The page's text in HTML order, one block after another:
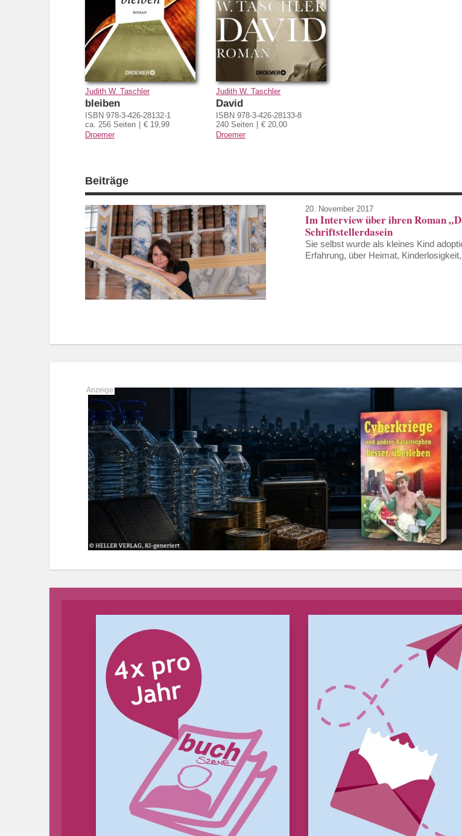
Judith W. Taschler
bleiben
ISBN 978-3-426-28132-1
ca. 256 Seiten
€ 19,99
Droemer
Judith W. Taschler
David
ISBN 978-3-426-28133-8
240 Seiten
€ 20,00
Droemer
Beiträge
20. November 2017
Im Interview über ihren Roman
Schriftstellerdasein
Sie selbst wurde als kleines Kind
Erfahrung, über Heimat,